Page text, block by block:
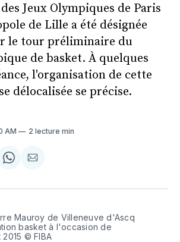
Jeux Olympiques de Paris
de Lille a été désignée
le tour préliminaire du
de basket. À quelques
l'organisation de cette
délocalisée se précise.
AM 2 lecture min
Share
WhatsApp
Partager
Courriel
Mauroy de Villeneuve d'Ascq
basket à l'occasion de
© FIBA